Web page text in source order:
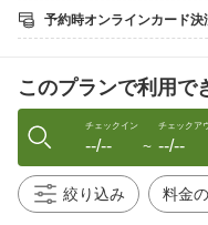
※入湯に際してはチケット
（ホテルフロントにてお渡
〇ご夕食
ひょうご五国のディナーブ
播磨・但馬・淡路・摂津
ナーブッフェです。
画像は春のブッフェ一例（
季節によってブッフェメニ
予約時オンラインカード決
このプランで利用で
チェックイン
--/-- 〜
チェックア
--/--
絞り込み